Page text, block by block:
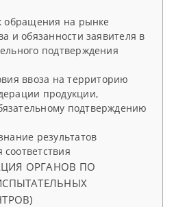
обращения на рынке
и обязанности заявителя в
подтверждения
ввоза на территорию
продукции,
подтверждению
результатов
ОРГАНОВ ПО